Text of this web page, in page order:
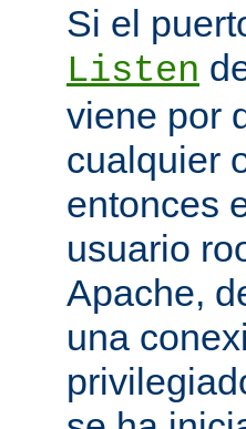
Si el
Listen
viene por
cualquier
entonces
usuario
Apache,
una